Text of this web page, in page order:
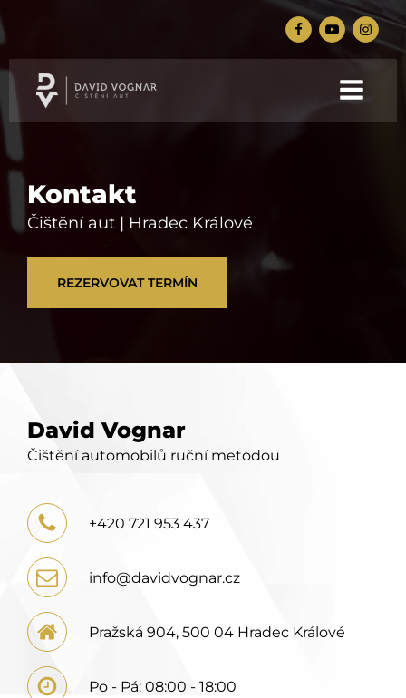
Kontakt
Čištění aut | Hradec Králové
REZERVOVAT TERMÍN
David Vognar
Čištění automobilů ruční metodou
+420 721 953 437
info@davidvognar.cz
Pražská 904, 500 04 Hradec Králové
Po - Pá: 08:00 - 18:00